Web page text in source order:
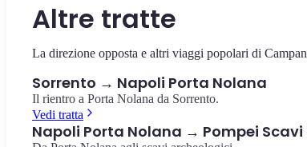
Altre tratte
La direzione opposta e altri viaggi popolari di
Sorrento → Napoli Porta Nolana
Il rientro a Porta Nolana da Sorrento.
Vedi tratta
Napoli Porta Nolana → Pompei Scavi